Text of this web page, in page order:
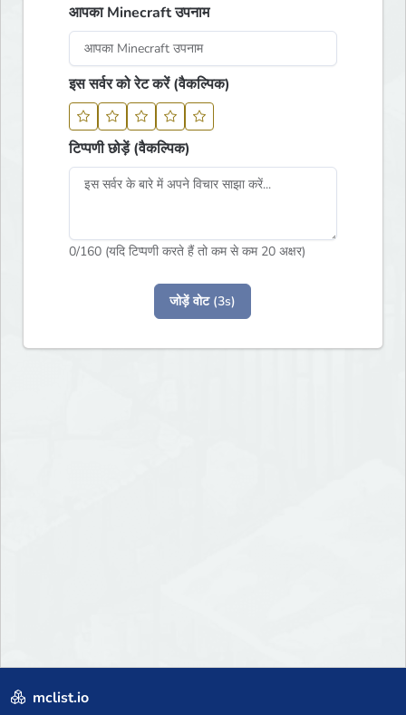
आपका Minecraft उपनाम
इस सर्वर को रेट करें (वैकल्पिक)
टिप्पणी छोड़ें (वैकल्पिक)
0/160 (यदि टिप्पणी करते हैं तो कम से कम 20 अक्षर)
जोड़ें वोट (3s)
mclist.io